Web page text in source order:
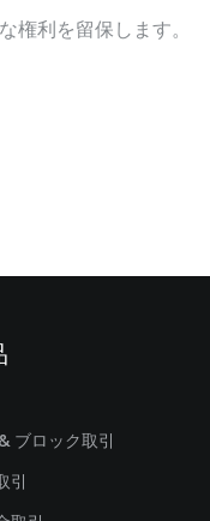
権利を留保します。
ブロック取引
引